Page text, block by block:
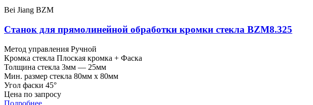
Bei Jiang BZM
Станок для прямолинейной обработки кромки стекла BZM8.325
Метод управления Ручной
Кромка стекла Плоская кромка + Фаска
Толщина стекла 3мм — 25мм
Мин. размер стекла 80мм x 80мм
Угол фаски 45°
Цена по запросу
Подробнее